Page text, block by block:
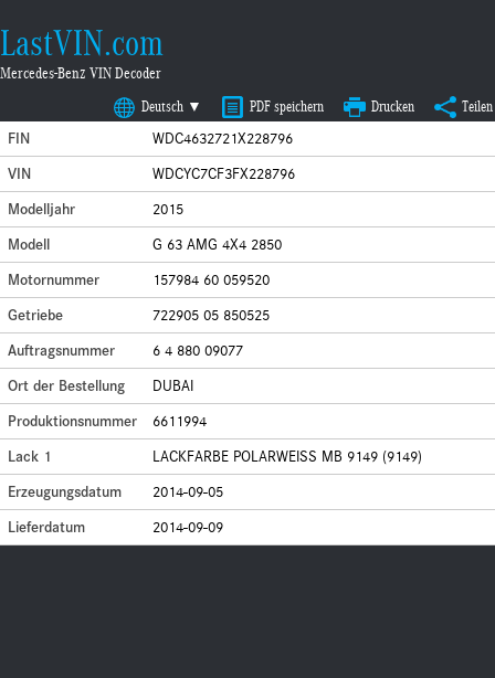
LastVIN.com
Mercedes-Benz VIN Decoder
Deutsch ▼ PDF speichern Drucken Teilen
FIN
WDC4632721X228796
VIN
WDCYC7CF3FX228796
Modelljahr
2015
Modell
G 63 AMG 4X4 2850
Motornummer
157984 60 059520
Getriebe
722905 05 850525
Auftragsnummer
6 4 880 09077
Ort der Bestellung
DUBAI
Produktionsnummer
6611994
Lack 1
LACKFARBE POLARWEISS MB 9149 (9149)
Erzeugungsdatum
2014-09-05
Lieferdatum
2014-09-09